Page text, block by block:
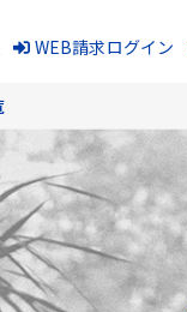
WEB請求ログイン